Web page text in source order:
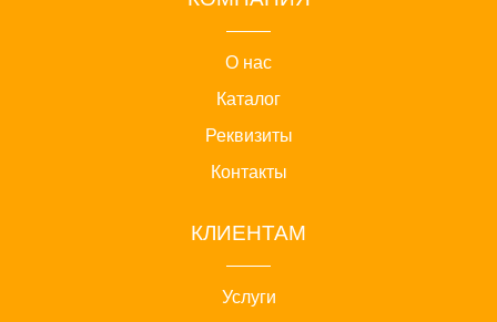
О нас
Каталог
Реквизиты
Контакты
КЛИЕНТАМ
Услуги